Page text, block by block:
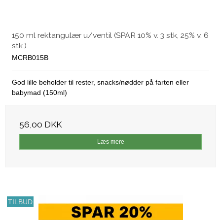
150 ml rektangulær u/ventil (SPAR 10% v. 3 stk, 25% v. 6
stk.)
MCRB015B
God lille beholder til rester, snacks/nødder på farten eller
babymad (150ml)
56,00 DKK
Læs mere
TILBUD